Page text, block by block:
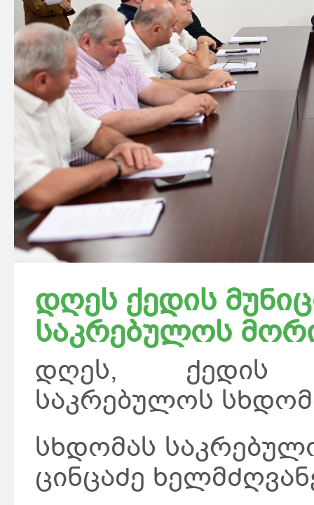
დღეს ქედის
საკრებულოს
დღეს, ქედის
საკრებულოს
სხდომას
ცინცაძე